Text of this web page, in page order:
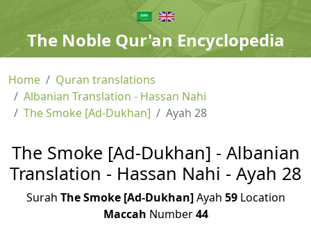
The Noble Qur'an Encyclopedia
Home
Quran translations
Albanian Translation - Hassan Nahi
The Smoke [Ad-Dukhan]
Ayah 28
The Smoke [Ad-Dukhan] - Albanian
Translation - Hassan Nahi - Ayah 28
Surah The Smoke [Ad-Dukhan]Ayah 59Location
Maccah Number44